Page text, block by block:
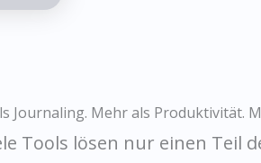
Journaling. Mehr als Produktivität.
Tools lösen nur einen Teil